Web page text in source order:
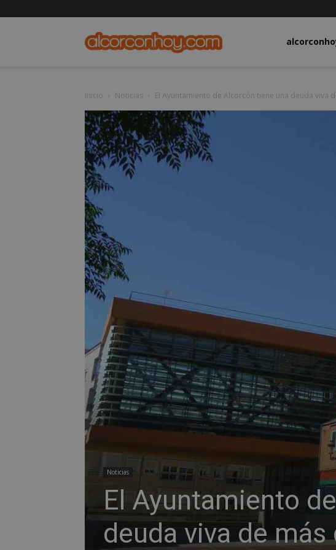
alcorconhoy.com
Inicio Noticias El Ayuntamiento de Alcorcón tiene una deuda viva
Noticias
El Ayuntamiento
deuda viva de